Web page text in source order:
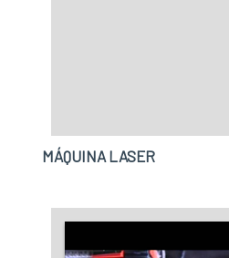
especializados e
MÁQUINA LASER